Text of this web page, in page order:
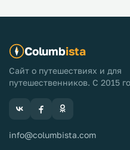
Columbista
Сайт о путешествиях и для
путешественников. С 2015
info@columbista.com